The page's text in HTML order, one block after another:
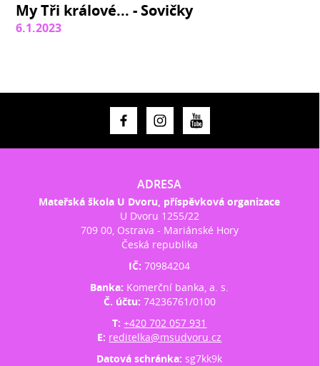
My Tři králové... - Sovičky
6.1.2023
ADRESA
Mateřská škola U Dvoru, příspěvková organizace
U Dvoru 1255/22
709 00, Ostrava - Mariánské Hory
Česká republika
IČ:70984204
Banka: Komerční banka, a. s.
Č. účtu: 74236761/0100
T:+420 702 057 931
E: reditelka@msudvoru.cz
Datová schránka:sg7kk9k